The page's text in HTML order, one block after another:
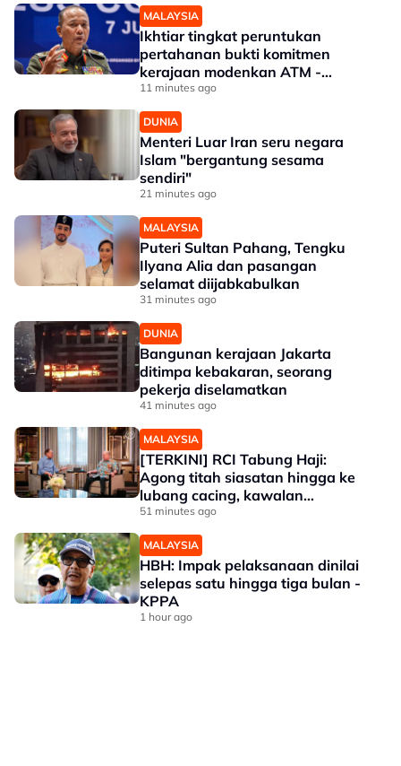
MALAYSIA
Ikhtiar tingkat peruntukan
pertahanan bukti komitmen
kerajaan modenkan ATM -
Panglima
11 minutes ago
DUNIA
Menteri Luar Iran seru negara
Islam "bergantung sesama
sendiri"
21 minutes ago
MALAYSIA
Puteri Sultan Pahang, Tengku
Ilyana Alia dan pasangan
selamat diijabkabulkan
31 minutes ago
DUNIA
Bangunan kerajaan Jakarta
ditimpa kebakaran, seorang
pekerja diselamatkan
41 minutes ago
MALAYSIA
[TERKINI] RCI Tabung Haji:
Agong titah siasatan hingga ke
lubang cacing, kawalan
sempadan diperkukuh
51 minutes ago
MALAYSIA
HBH: Impak pelaksanaan dinilai
selepas satu hingga tiga bulan -
KPPA
1 hour ago